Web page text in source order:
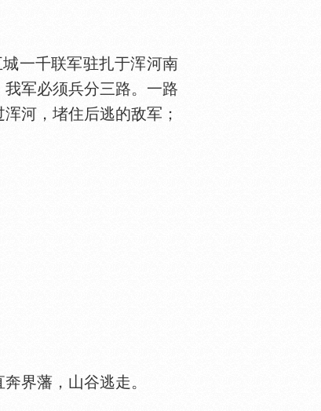
一千联军驻扎于浑河南
我军必须兵分三路。一路
河，堵住后逃的敌军；
界藩，山谷逃走。